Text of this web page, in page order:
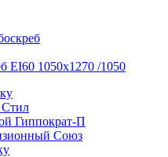
EI60 1050x1270 /1050
Гиппократ-П
Союз